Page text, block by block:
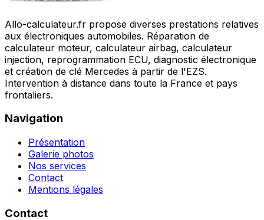
Allo-calculateur.fr propose diverses prestations relatives
aux électroniques automobiles. Réparation de
calculateur moteur, calculateur airbag, calculateur
injection, reprogrammation ECU, diagnostic électronique
et création de clé Mercedes à partir de l'EZS.
Intervention à distance dans toute la France et pays
frontaliers.
Navigation
Présentation
Galerie photos
Nos services
Contact
Mentions légales
Contact